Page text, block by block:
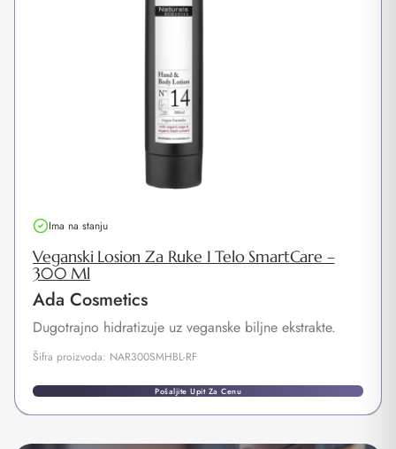
Ima na stanju
Veganski Losion Za Ruke I Telo SmartCare –
300 Ml
Ada Cosmetics
Dugotrajno hidratizuje uz veganske biljne ekstrakte.
Šifra proizvoda: NAR300SMHBL-RF
Pošaljite Upit Za Cenu